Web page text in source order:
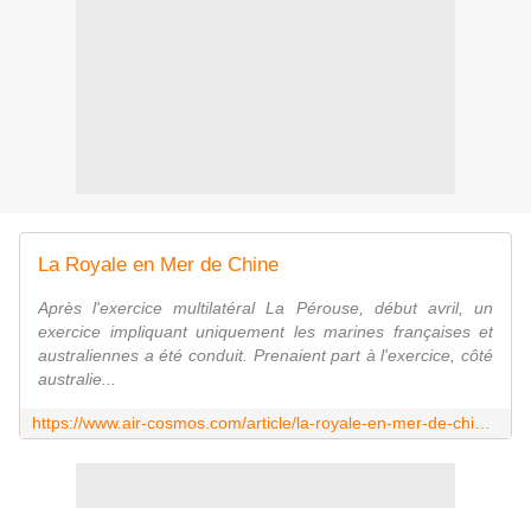
La Royale en Mer de Chine
Après l'exercice multilatéral La Pérouse, début avril, un
exercice impliquant uniquement les marines françaises et
australiennes a été conduit. Prenaient part à l'exercice, côté
australie...